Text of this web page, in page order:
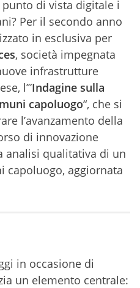
di vista digitale i
Per il secondo anno
in esclusiva per
, società impegnata
infrastrutture
l’”Indagine sulla
capoluogo“, che si
l’avanzamento della
di innovazione
analisi qualitativa di un
capoluogo, aggiornata
in occasione di
un elemento centrale: